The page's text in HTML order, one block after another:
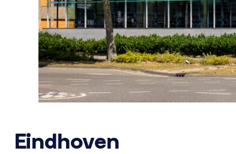
Eindhoven